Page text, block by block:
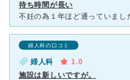
待ち時間が長い
婦人科の口コミ
婦人科
1.0
施設は新しいですが。